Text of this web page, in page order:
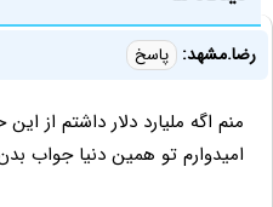
رضا.مشهد: پاسخ
منم اگه ملیارد دلار داشتم از
امیدوارم تو همین دنیا جواب